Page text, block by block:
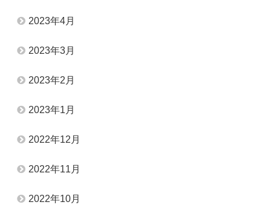
2023年4月
2023年3月
2023年2月
2023年1月
2022年12月
2022年11月
2022年10月